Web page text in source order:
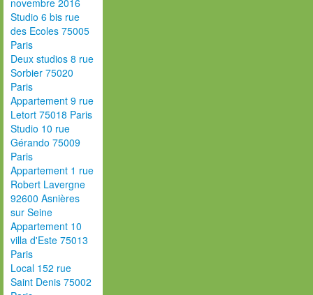
novembre 2016
Studio 6 bis rue
des Ecoles 75005
Paris
Deux studios 8 rue
Sorbier 75020
Paris
Appartement 9 rue
Letort 75018 Paris
Studio 10 rue
Gérando 75009
Paris
Appartement 1 rue
Robert Lavergne
92600 Asnières
sur Seine
Appartement 10
villa d'Este 75013
Paris
Local 152 rue
Saint Denis 75002